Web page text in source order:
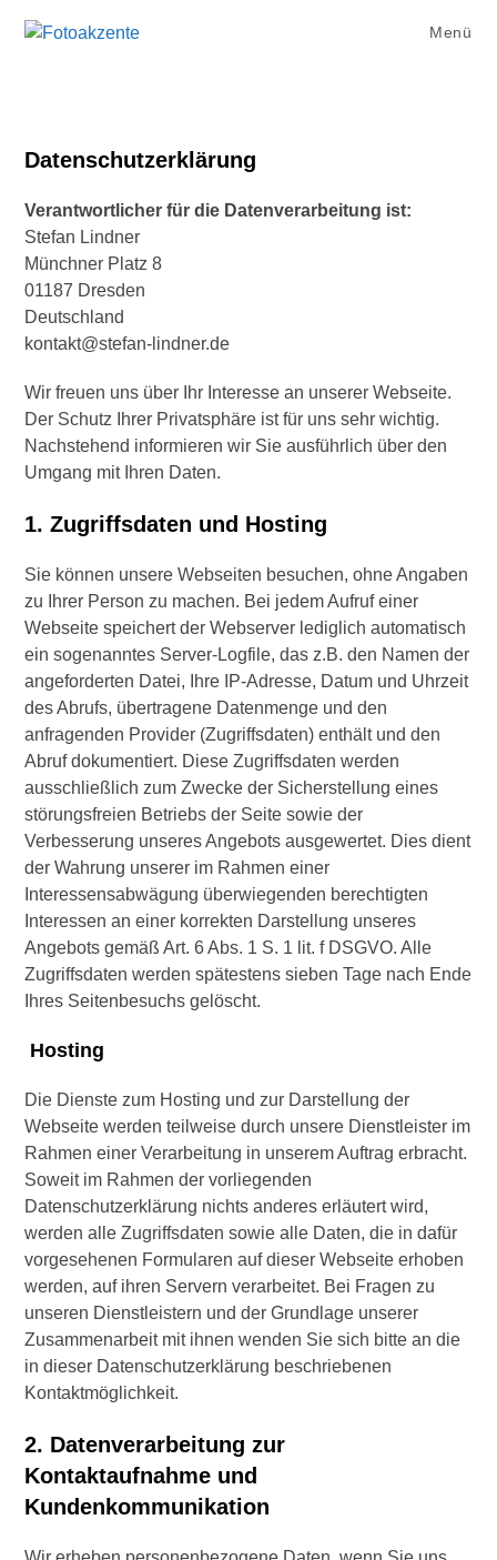
Inhalt
Menü
Datenschutzerklärung
Verantwortlicher für die Datenverarbeitung ist:
Stefan Lindner
Münchner Platz 8
01187 Dresden
Deutschland
kontakt@stefan-lindner.de
Wir freuen uns über Ihr Interesse an unserer Webseite.
Der Schutz Ihrer Privatsphäre ist für uns sehr wichtig.
Nachstehend informieren wir Sie ausführlich über den
Umgang mit Ihren Daten.
1. Zugriffsdaten und Hosting
Sie können unsere Webseiten besuchen, ohne Angaben
zu Ihrer Person zu machen. Bei jedem Aufruf einer
Webseite speichert der Webserver lediglich automatisch
ein sogenanntes Server-Logfile, das z.B. den Namen der
angeforderten Datei, Ihre IP-Adresse, Datum und Uhrzeit
des Abrufs, übertragene Datenmenge und den
anfragenden Provider (Zugriffsdaten) enthält und den
Abruf dokumentiert. Diese Zugriffsdaten werden
ausschließlich zum Zwecke der Sicherstellung eines
störungsfreien Betriebs der Seite sowie der
Verbesserung unseres Angebots ausgewertet. Dies dient
der Wahrung unserer im Rahmen einer
Interessensabwägung überwiegenden berechtigten
Interessen an einer korrekten Darstellung unseres
Angebots gemäß Art. 6 Abs. 1 S. 1 lit. f DSGVO. Alle
Zugriffsdaten werden spätestens sieben Tage nach Ende
Ihres Seitenbesuchs gelöscht.
Hosting
Die Dienste zum Hosting und zur Darstellung der
Webseite werden teilweise durch unsere Dienstleister im
Rahmen einer Verarbeitung in unserem Auftrag erbracht.
Soweit im Rahmen der vorliegenden
Datenschutzerklärung nichts anderes erläutert wird,
werden alle Zugriffsdaten sowie alle Daten, die in dafür
vorgesehenen Formularen auf dieser Webseite erhoben
werden, auf ihren Servern verarbeitet. Bei Fragen zu
unseren Dienstleistern und der Grundlage unserer
Zusammenarbeit mit ihnen wenden Sie sich bitte an die
in dieser Datenschutzerklärung beschriebenen
Kontaktmöglichkeit.
2. Datenverarbeitung zur
Kontaktaufnahme und
Kundenkommunikation